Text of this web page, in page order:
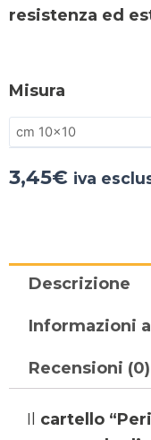
resistenza ed
Misura
3,45€ iva
Descrizione
Informazioni
Recensioni (0)
Il cartello